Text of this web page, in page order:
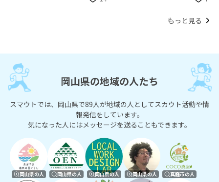
もっと見る
岡山県の地域の人たち
スマウトでは、岡山県で89人が地域の人としてスカウト活動や情
報発信をしています。
気になった人にはメッセージを送ることもできます。
岡山県の人 岡山県の人 岡山県の人 岡山県の人 真庭市の人